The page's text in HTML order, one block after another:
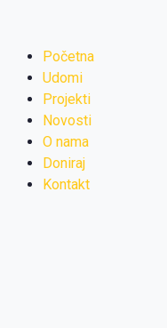
Početna
Udomi
Projekti
Novosti
O nama
Doniraj
Kontakt